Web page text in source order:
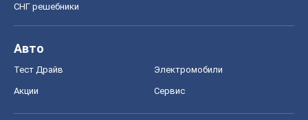
СНГ решебники
Авто
Тест Драйв Электромобили
Акции Сервис